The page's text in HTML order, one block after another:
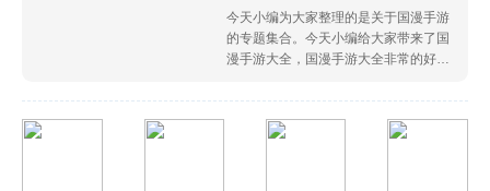
今天小编为大家整理的是关于国漫手游
的专题集合。今天小编给大家带来了国
漫手游大全，国漫手游大全非常的好玩
紧来和小编一起看看吧！